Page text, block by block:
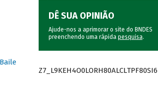
DÊ SUA OPINIÃO
Ajude-nos a aprimorar o site do BNDES
preenchendo uma rápida pesquisa.
Z7_L9KEH4O0LORH80ALCLTPF80SI6